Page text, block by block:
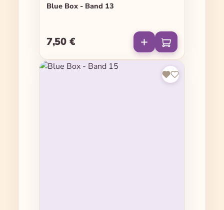
Blue Box - Band 13
Regulärer Preis:
7,50 €